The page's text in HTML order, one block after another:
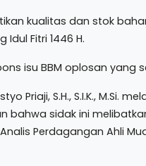
kualitas dan stok
Fitri 1446 H.
isu BBM oplosan
Priaji, S.H., S.I.K., M.Si.
bahwa sidak ini
Perdagangan Ahli